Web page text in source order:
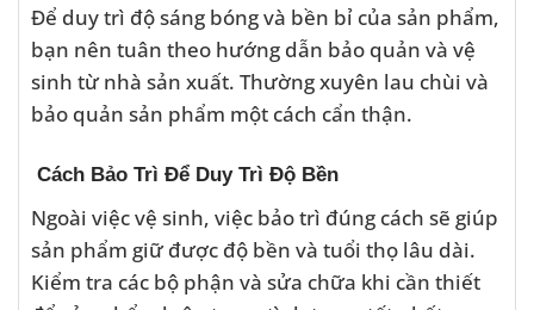
Để duy trì độ sáng bóng và bền bỉ của sản phẩm,
bạn nên tuân theo hướng dẫn bảo quản và vệ
sinh từ nhà sản xuất. Thường xuyên lau chùi và
bảo quản sản phẩm một cách cẩn thận.
Cách Bảo Trì Để Duy Trì Độ Bền
Ngoài việc vệ sinh, việc bảo trì đúng cách sẽ giúp
sản phẩm giữ được độ bền và tuổi thọ lâu dài.
Kiểm tra các bộ phận và sửa chữa khi cần thiết